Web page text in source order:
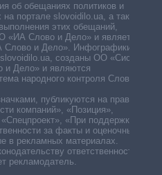
об обещаниях политиков и
портале slovoidilo.ua, а также
этих обещаний,
«ИА Слово и Дело» и является
и Дело». Инфографики,
созданы ОО «Система
и Дело» и являются
народного контроля Слово и
публикуются на правах
компаний», «Позиция»,
«При поддержке».
за факты и оценочные
в рекламных материалах.
ответственность за
рекламодатель.